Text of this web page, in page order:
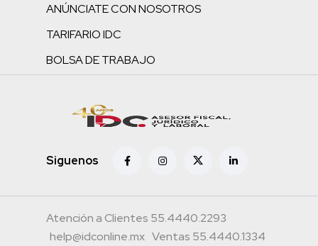
ANÚNCIATE CON NOSOTROS
TARIFARIO IDC
BOLSA DE TRABAJO
Siguenos
Atención a Clientes 55.4440.2293
help@idconline.mx Ventas 55.4440.1334